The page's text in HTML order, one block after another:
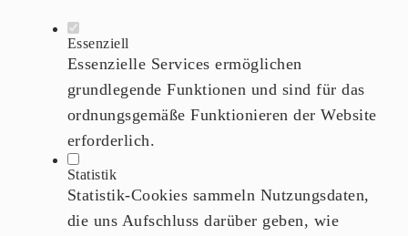
Essenziell
Essenzielle Services ermöglichen
grundlegende Funktionen und sind für das
ordnungsgemäße Funktionieren der Website
erforderlich.
Statistik
Statistik-Cookies sammeln Nutzungsdaten,
die uns Aufschluss darüber geben, wie